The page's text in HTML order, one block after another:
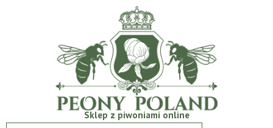
Sklep z piwoniami online